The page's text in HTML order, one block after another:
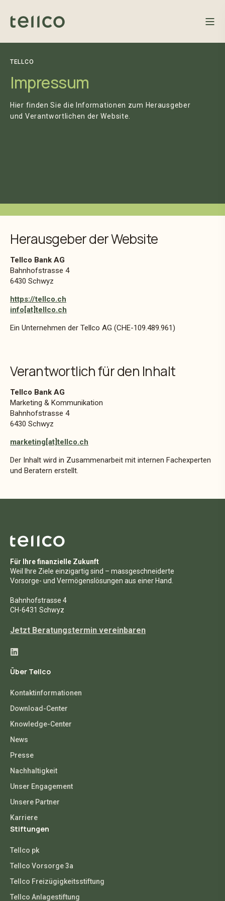
TELLCO
Impressum
Hier finden Sie die Informationen zum Herausgeber
und Verantwortlichen der Website.
Herausgeber der Website
Tellco Bank AG
Bahnhofstrasse 4
6430 Schwyz
https://tellco.ch
info[at]tellco.ch
Ein Unternehmen der Tellco AG (CHE-109.489.961)
Verantwortlich für den Inhalt
Tellco Bank AG
Marketing & Kommunikation
Bahnhofstrasse 4
6430 Schwyz
marketing[at]tellco.ch
Der Inhalt wird in Zusammenarbeit mit internen Fachexperten
und Beratern erstellt.
Für Ihre finanzielle Zukunft
Weil Ihre Ziele einzigartig sind – massgeschneiderte
Vorsorge- und Vermögenslösungen aus einer Hand.
Bahnhofstrasse 4
CH-6431 Schwyz
Jetzt Beratungstermin vereinbaren
Über Tellco
Kontaktinformationen
Download-Center
Knowledge-Center
News
Presse
Nachhaltigkeit
Unser Engagement
Unsere Partner
Karriere
Stiftungen
Tellco pk
Tellco Vorsorge 3a
Tellco Freizügigkeitsstiftung
Tellco Anlagestiftung